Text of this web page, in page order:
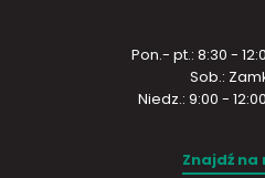
Pon.- pt.: 8:30 -
Sob.:
Niedz.: 9:00 -
Znajdź na